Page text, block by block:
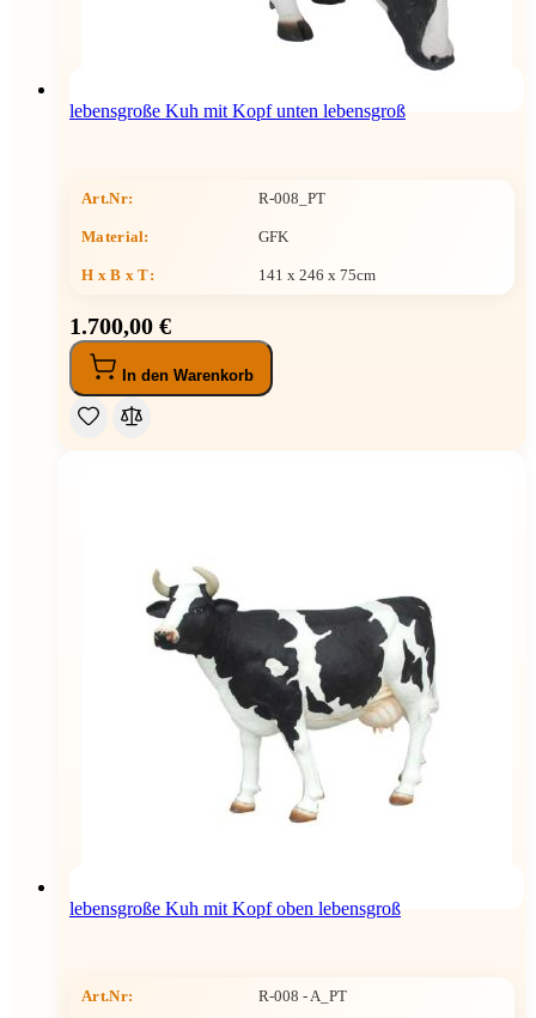
lebensgroße Kuh mit Kopf unten lebensgroß
Art.Nr: R-008_PT
Material: GFK
H x B x T: 141 x 246 x 75cm
1.700,00 €
In den Warenkorb
lebensgroße Kuh mit Kopf oben lebensgroß
Art.Nr: R-008 - A_PT